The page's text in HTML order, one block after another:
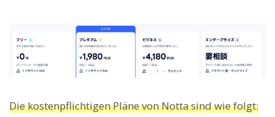
Die kostenpflichtigen Pläne von Notta sind wie folgt: